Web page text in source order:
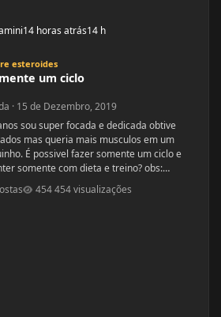
14 horas atrás14 h
esteroides
um ciclo
· 15 de Dezembro, 2019
sou super focada e dedicada obtive
mas queria mais musculos em um
É possivel fazer somente um ciclo e
somente com dieta e treino? obs:
ja tiver esse tópico, procurei mais não
454 visualizações